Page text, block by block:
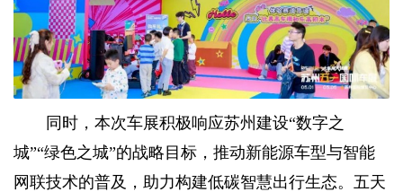
同时，本次车展积极响应苏州建设“数字之
城”“绿色之城”的战略目标，推动新能源车型与智能
网联技术的普及，助力构建低碳智慧出行生态。五天